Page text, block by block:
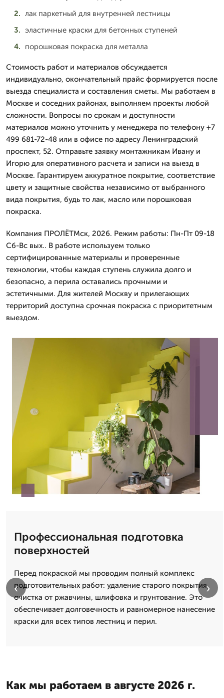
лак паркетный для внутренней лестницы
эластичные краски для бетонных ступеней
порошковая покраска для металла
Стоимость работ и материалов обсуждается
индивидуально, окончательный прайс формируется после
выезда специалиста и составления сметы. Мы работаем в
Москве и соседних районах, выполняем проекты любой
сложности. Вопросы по срокам и доступности
материалов можно уточнить у менеджера по телефону +7
499 681-72-48 или в офисе по адресу Ленинградский
проспект, 52. Отправьте заявку монтажникам Ивану и
Игорю для оперативного расчета и записи на выезд в
Москве. Гарантируем аккуратное покрытие, соответствие
цвету и защитные свойства независимо от выбранного
вида покрытия, будь то лак, масло или порошковая
покраска.
Компания ПРОЛЁТМск, 2026. Режим работы: Пн-Пт 09-18
Сб-Вс вых.. В работе используем только
сертифицированные материалы и проверенные
технологии, чтобы каждая ступень служила долго и
безопасно, а перила оставались прочными и
эстетичными. Для жителей Москву и прилегающих
территорий доступна срочная покраска с приоритетным
выездом.
Профессиональная подготовка
поверхностей
Перед покраской мы проводим полный комплекс
подготовительных работ: удаление старого покрытия,
очистка от ржавчины, шлифовка и грунтование. Это
обеспечивает долговечность и равномерное нанесение
краски для всех типов лестниц и перил.
‹ ›
Как мы работаем в августе 2026 г.